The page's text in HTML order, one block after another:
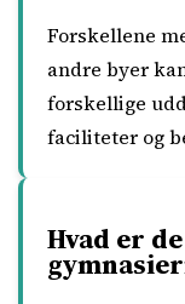
Forskellene
andre byer
forskellige
faciliteter og
Hvad er